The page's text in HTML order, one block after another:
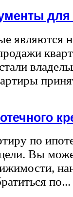
являются
по
Вы
по...